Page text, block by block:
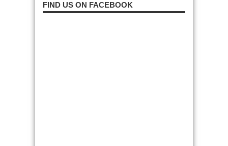
FIND US ON FACEBOOK